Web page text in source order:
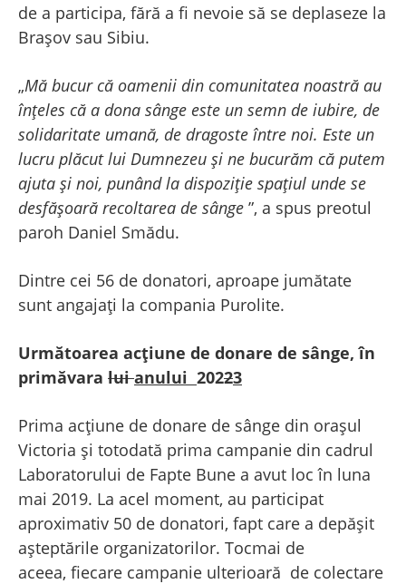
de a participa, fără a fi nevoie să se deplaseze la
Brașov sau Sibiu.
„Mă bucur că oamenii din comunitatea noastră au
înțeles că a dona sânge este un semn de iubire, de
solidaritate umană, de dragoste între noi. Este un
lucru plăcut lui Dumnezeu și ne bucurăm că putem
ajuta și noi, punând la dispoziție spațiul unde se
desfășoară recoltarea de sânge ”, a spus preotul
paroh Daniel Smădu.
Dintre cei 56 de donatori, aproape jumătate
sunt angajați la compania Purolite.
Următoarea acțiune de donare de sânge, în
primăvara luianului 20223
Prima acțiune de donare de sânge din orașul
Victoria și totodată prima campanie din cadrul
Laboratorului de Fapte Bune a avut loc în luna
mai 2019. La acel moment, au participat
aproximativ 50 de donatori, fapt care a depășit
așteptările organizatorilor. Tocmai de
aceea, fiecare campanie ulterioară de colectare